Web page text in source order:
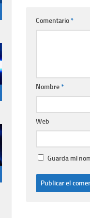
Comentario*
Nombre*
Web
Guarda mi